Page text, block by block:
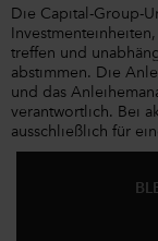
Die Capital-Group-
treffen und
abstimmen. Die
und das
verantwortlich. Bei
ausschließlich für